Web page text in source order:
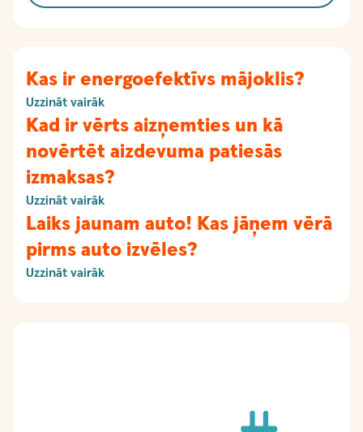
Kas ir energoefektīvs mājoklis?
Uzzināt vairāk
Kad ir vērts aizņemties un kā
novērtēt aizdevuma patiesās
izmaksas?
Uzzināt vairāk
Laiks jaunam auto! Kas jāņem vērā
pirms auto izvēles?
Uzzināt vairāk